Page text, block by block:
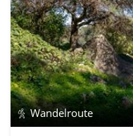
Wandelroute